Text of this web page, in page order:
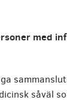
med
såväl